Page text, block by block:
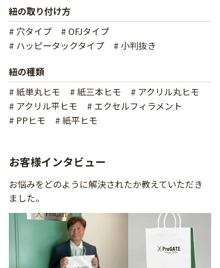
紐の取り付け方
# 穴タイプ
# OFJタイプ
# ハッピータックタイプ
# 小判抜き
紐の種類
# 紙単丸ヒモ
# 紙三本ヒモ
# アクリル丸ヒモ
# アクリル平ヒモ
# エクセルフィラメント
# PPヒモ
# 紙平ヒモ
お客様インタビュー
お悩みをどのように解決されたか教えていただき
ました。